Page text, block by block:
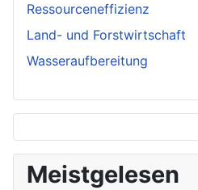
Ressourceneffizienz
Land- und Forstwirtschaft
Wasseraufbereitung
Meistgelesen